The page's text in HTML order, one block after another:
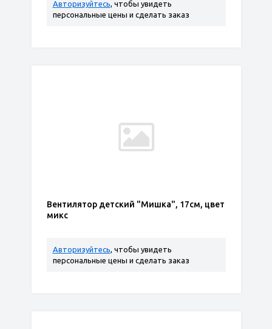
Авторизуйтесь, чтобы увидеть
персональные цены и сделать заказ
Вентилятор детский "Мишка", 17см, цвет
микс
Авторизуйтесь, чтобы увидеть
персональные цены и сделать заказ